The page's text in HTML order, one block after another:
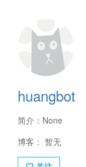
huangbot
简介：None
博客： 暂无